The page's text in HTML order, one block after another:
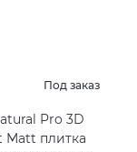
Под заказ
Pro 3D
Matt плитка